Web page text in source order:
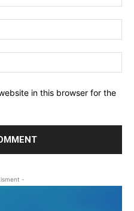
in this browser for the
-